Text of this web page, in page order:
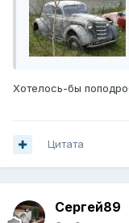
Хотелось-бы
Цитата
Сергей89